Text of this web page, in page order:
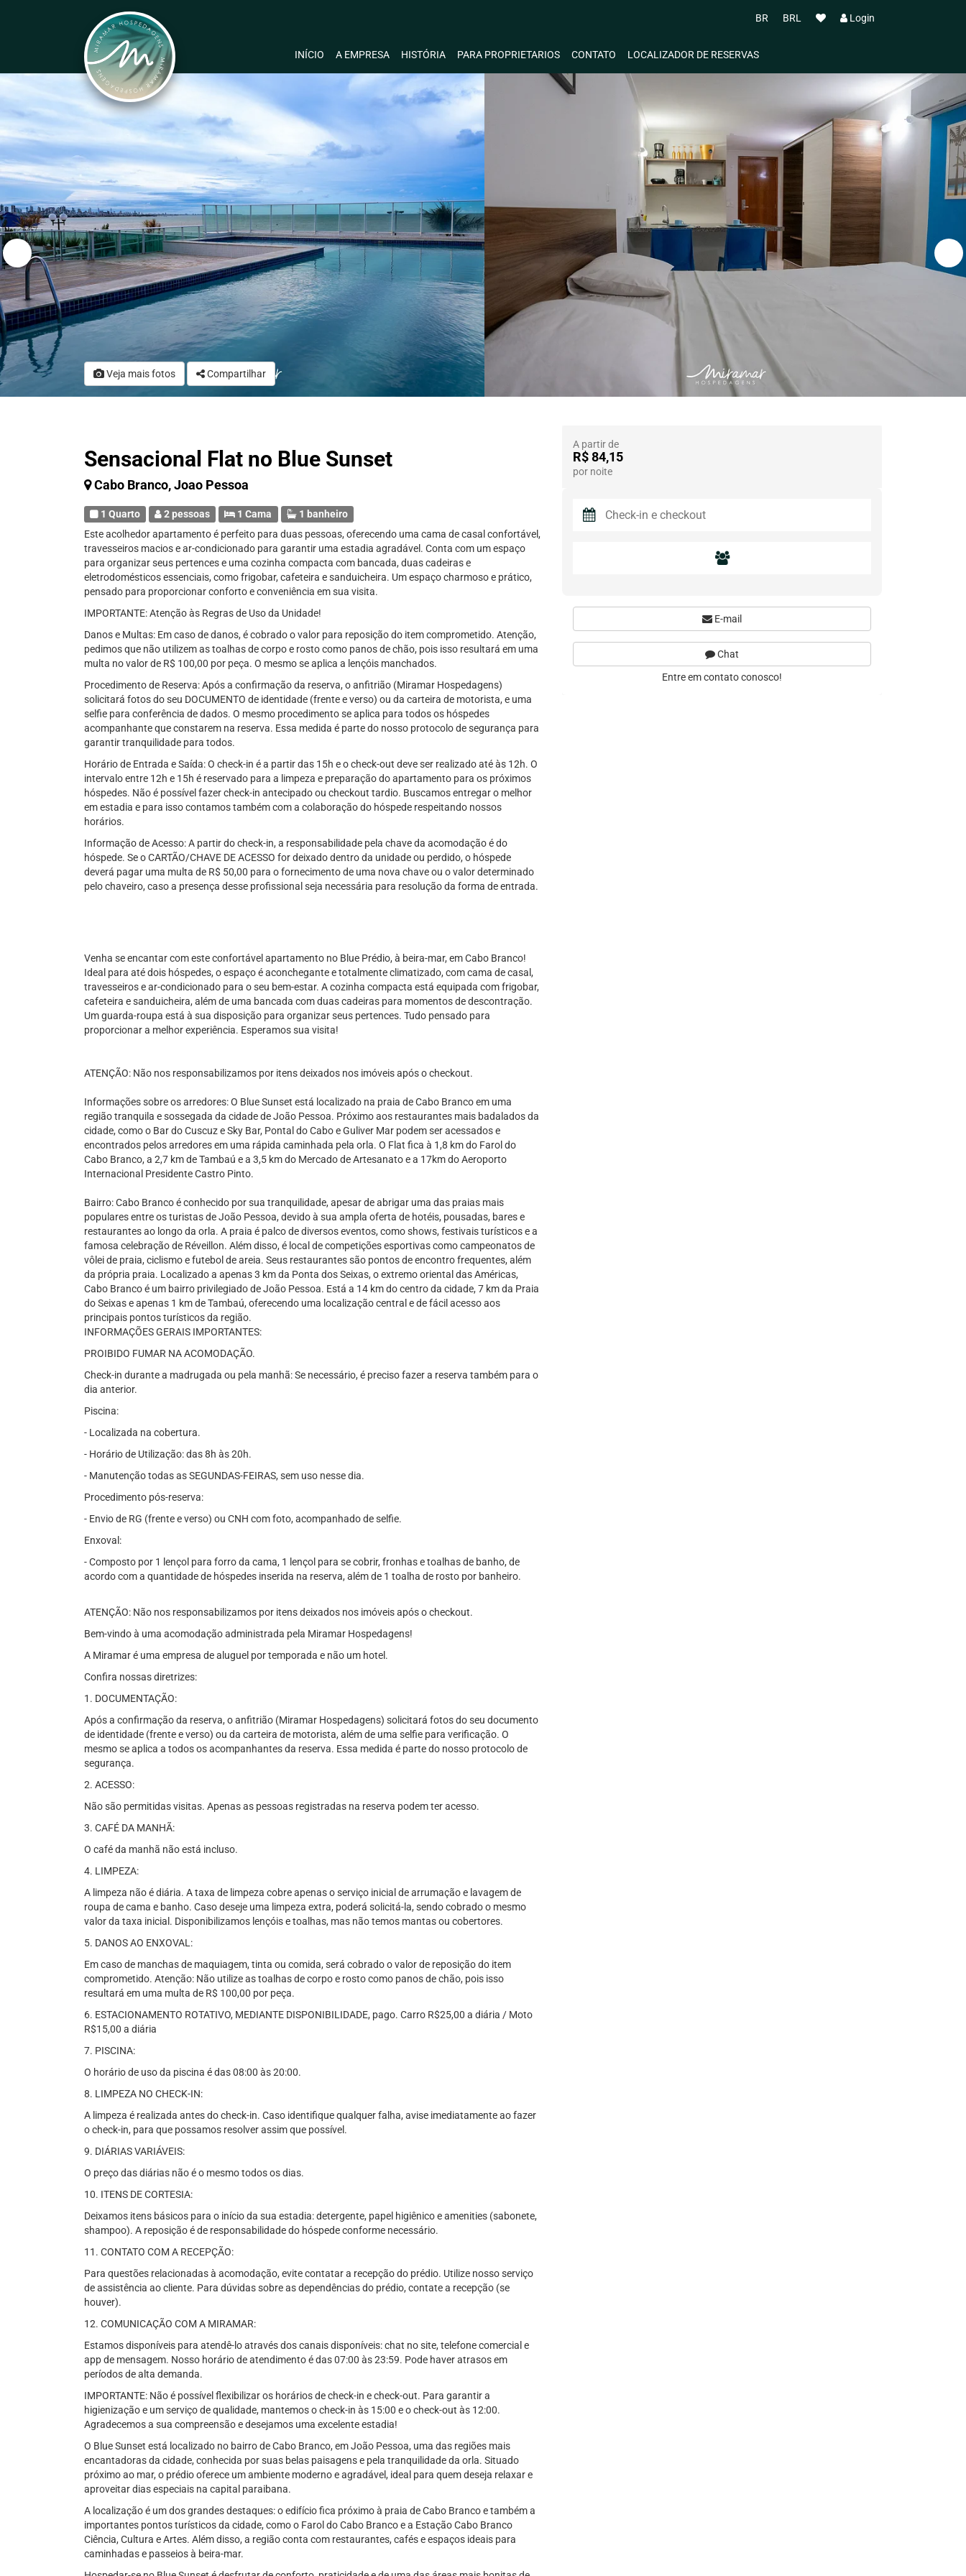
BR BRL Login
INÍCIO A EMPRESA HISTÓRIA PARA PROPRIETARIOS CONTATO LOCALIZADOR DE RESERVAS
Veja mais fotos Compartilhar
Sensacional Flat no Blue Sunset
Cabo Branco, Joao Pessoa
1 Quarto 2 pessoas 1 Cama
1 banheiro
Este acolhedor apartamento é perfeito para duas pessoas, oferecendo uma cama de casal confortável,
travesseiros macios e ar-condicionado para garantir uma estadia agradável. Conta com um espaço
para organizar seus pertences e uma cozinha compacta com bancada, duas cadeiras e
eletrodomésticos essenciais, como frigobar, cafeteira e sanduicheira. Um espaço charmoso e prático,
pensado para proporcionar conforto e conveniência em sua visita.
IMPORTANTE: Atenção às Regras de Uso da Unidade!
Danos e Multas: Em caso de danos, é cobrado o valor para reposição do item comprometido. Atenção,
pedimos que não utilizem as toalhas de corpo e rosto como panos de chão, pois isso resultará em uma
multa no valor de R$ 100,00 por peça. O mesmo se aplica a lençóis manchados.
Procedimento de Reserva: Após a confirmação da reserva, o anfitrião (Miramar Hospedagens)
solicitará fotos do seu DOCUMENTO de identidade (frente e verso) ou da carteira de motorista, e uma
selfie para conferência de dados. O mesmo procedimento se aplica para todos os hóspedes
acompanhante que constarem na reserva. Essa medida é parte do nosso protocolo de segurança para
garantir tranquilidade para todos.
Horário de Entrada e Saída: O check-in é a partir das 15h e o check-out deve ser realizado até às 12h. O
intervalo entre 12h e 15h é reservado para a limpeza e preparação do apartamento para os próximos
hóspedes. Não é possível fazer check-in antecipado ou checkout tardio. Buscamos entregar o melhor
em estadia e para isso contamos também com a colaboração do hóspede respeitando nossos
horários.
Informação de Acesso: A partir do check-in, a responsabilidade pela chave da acomodação é do
hóspede. Se o CARTÃO/CHAVE DE ACESSO for deixado dentro da unidade ou perdido, o hóspede
deverá pagar uma multa de R$ 50,00 para o fornecimento de uma nova chave ou o valor determinado
pelo chaveiro, caso a presença desse profissional seja necessária para resolução da forma de entrada.
Venha se encantar com este confortável apartamento no Blue Prédio, à beira-mar, em Cabo Branco!
Ideal para até dois hóspedes, o espaço é aconchegante e totalmente climatizado, com cama de casal,
travesseiros e ar-condicionado para o seu bem-estar. A cozinha compacta está equipada com frigobar,
cafeteira e sanduicheira, além de uma bancada com duas cadeiras para momentos de descontração.
Um guarda-roupa está à sua disposição para organizar seus pertences. Tudo pensado para
proporcionar a melhor experiência. Esperamos sua visita!
ATENÇÃO: Não nos responsabilizamos por itens deixados nos imóveis após o checkout.
Informações sobre os arredores: O Blue Sunset está localizado na praia de Cabo Branco em uma
região tranquila e sossegada da cidade de João Pessoa. Próximo aos restaurantes mais badalados da
cidade, como o Bar do Cuscuz e Sky Bar, Pontal do Cabo e Guliver Mar podem ser acessados e
encontrados pelos arredores em uma rápida caminhada pela orla. O Flat fica à 1,8 km do Farol do
Cabo Branco, a 2,7 km de Tambaú e a 3,5 km do Mercado de Artesanato e a 17km do Aeroporto
Internacional Presidente Castro Pinto.
Bairro: Cabo Branco é conhecido por sua tranquilidade, apesar de abrigar uma das praias mais
populares entre os turistas de João Pessoa, devido à sua ampla oferta de hotéis, pousadas, bares e
restaurantes ao longo da orla. A praia é palco de diversos eventos, como shows, festivais turísticos e a
famosa celebração de Réveillon. Além disso, é local de competições esportivas como campeonatos de
vôlei de praia, ciclismo e futebol de areia. Seus restaurantes são pontos de encontro frequentes, além
da própria praia. Localizado a apenas 3 km da Ponta dos Seixas, o extremo oriental das Américas,
Cabo Branco é um bairro privilegiado de João Pessoa. Está a 14 km do centro da cidade, 7 km da Praia
do Seixas e apenas 1 km de Tambaú, oferecendo uma localização central e de fácil acesso aos
principais pontos turísticos da região.
INFORMAÇÕES GERAIS IMPORTANTES:
PROIBIDO FUMAR NA ACOMODAÇÃO.
Check-in durante a madrugada ou pela manhã: Se necessário, é preciso fazer a reserva também para o
dia anterior.
Piscina:
- Localizada na cobertura.
- Horário de Utilização: das 8h às 20h.
- Manutenção todas as SEGUNDAS-FEIRAS, sem uso nesse dia.
Procedimento pós-reserva:
- Envio de RG (frente e verso) ou CNH com foto, acompanhado de selfie.
Enxoval:
- Composto por 1 lençol para forro da cama, 1 lençol para se cobrir, fronhas e toalhas de banho, de
acordo com a quantidade de hóspedes inserida na reserva, além de 1 toalha de rosto por banheiro.
ATENÇÃO: Não nos responsabilizamos por itens deixados nos imóveis após o checkout.
Bem-vindo à uma acomodação administrada pela Miramar Hospedagens!
A Miramar é uma empresa de aluguel por temporada e não um hotel.
Confira nossas diretrizes:
1. DOCUMENTAÇÃO:
Após a confirmação da reserva, o anfitrião (Miramar Hospedagens) solicitará fotos do seu documento
de identidade (frente e verso) ou da carteira de motorista, além de uma selfie para verificação. O
mesmo se aplica a todos os acompanhantes da reserva. Essa medida é parte do nosso protocolo de
segurança.
2. ACESSO:
Não são permitidas visitas. Apenas as pessoas registradas na reserva podem ter acesso.
3. CAFÉ DA MANHÃ:
O café da manhã não está incluso.
4. LIMPEZA:
A limpeza não é diária. A taxa de limpeza cobre apenas o serviço inicial de arrumação e lavagem de
roupa de cama e banho. Caso deseje uma limpeza extra, poderá solicitá-la, sendo cobrado o mesmo
valor da taxa inicial. Disponibilizamos lençóis e toalhas, mas não temos mantas ou cobertores.
5. DANOS AO ENXOVAL:
Em caso de manchas de maquiagem, tinta ou comida, será cobrado o valor de reposição do item
comprometido. Atenção: Não utilize as toalhas de corpo e rosto como panos de chão, pois isso
resultará em uma multa de R$ 100,00 por peça.
6. ESTACIONAMENTO ROTATIVO, MEDIANTE DISPONIBILIDADE, pago. Carro R$25,00 a diária / Moto
R$15,00 a diária
7. PISCINA:
O horário de uso da piscina é das 08:00 às 20:00.
8. LIMPEZA NO CHECK-IN:
A limpeza é realizada antes do check-in. Caso identifique qualquer falha, avise imediatamente ao fazer
o check-in, para que possamos resolver assim que possível.
9. DIÁRIAS VARIÁVEIS:
O preço das diárias não é o mesmo todos os dias.
10. ITENS DE CORTESIA:
Deixamos itens básicos para o início da sua estadia: detergente, papel higiênico e amenities (sabonete,
shampoo). A reposição é de responsabilidade do hóspede conforme necessário.
11. CONTATO COM A RECEPÇÃO:
Para questões relacionadas à acomodação, evite contatar a recepção do prédio. Utilize nosso serviço
de assistência ao cliente. Para dúvidas sobre as dependências do prédio, contate a recepção (se
houver).
12. COMUNICAÇÃO COM A MIRAMAR:
Estamos disponíveis para atendê-lo através dos canais disponíveis: chat no site, telefone comercial e
app de mensagem. Nosso horário de atendimento é das 07:00 às 23:59. Pode haver atrasos em
períodos de alta demanda.
IMPORTANTE: Não é possível flexibilizar os horários de check-in e check-out. Para garantir a
higienização e um serviço de qualidade, mantemos o check-in às 15:00 e o check-out às 12:00.
Agradecemos a sua compreensão e desejamos uma excelente estadia!
O Blue Sunset está localizado no bairro de Cabo Branco, em João Pessoa, uma das regiões mais
encantadoras da cidade, conhecida por suas belas paisagens e pela tranquilidade da orla. Situado
próximo ao mar, o prédio oferece um ambiente moderno e agradável, ideal para quem deseja relaxar e
aproveitar dias especiais na capital paraibana.
A localização é um dos grandes destaques: o edifício fica próximo à praia de Cabo Branco e também a
importantes pontos turísticos da cidade, como o Farol do Cabo Branco e a Estação Cabo Branco
Ciência, Cultura e Artes. Além disso, a região conta com restaurantes, cafés e espaços ideais para
caminhadas e passeios à beira-mar.
A partir de
R$ 84,15
por noite
E-mail
Chat
Entre em contato conosco!